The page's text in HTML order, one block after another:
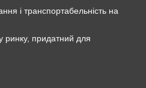
і транспортабельність на
ринку, придатний для